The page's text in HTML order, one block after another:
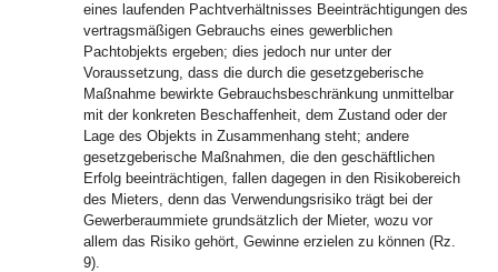
eines laufenden Pachtverhältnisses Beeinträchtigungen des
vertragsmäßigen Gebrauchs eines gewerblichen
Pachtobjekts ergeben; dies jedoch nur unter der
Voraussetzung, dass die durch die gesetzgeberische
Maßnahme bewirkte Gebrauchsbeschränkung unmittelbar
mit der konkreten Beschaffenheit, dem Zustand oder der
Lage des Objekts in Zusammenhang steht; andere
gesetzgeberische Maßnahmen, die den geschäftlichen
Erfolg beeinträchtigen, fallen dagegen in den Risikobereich
des Mieters, denn das Verwendungsrisiko trägt bei der
Gewerberaummiete grundsätzlich der Mieter, wozu vor
allem das Risiko gehört, Gewinne erzielen zu können (Rz.
9).